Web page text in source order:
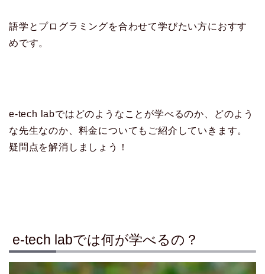
語学とプログラミングを合わせて学びたい方におすす
めです。
e-tech labではどのようなことが学べるのか、どのよう
な先生なのか、料金についてもご紹介していきます。
疑問点を解消しましょう！
e-tech labでは何が学べるの？